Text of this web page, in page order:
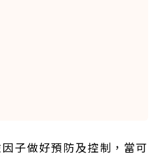
子做好預防及控制，當可